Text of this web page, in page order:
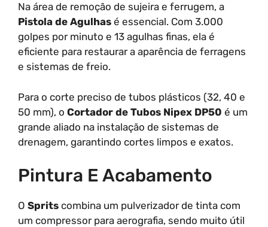
Na área de remoção de sujeira e ferrugem, a
Pistola de Agulhas é essencial. Com 3.000
golpes por minuto e 13 agulhas finas, ela é
eficiente para restaurar a aparência de ferragens
e sistemas de freio.
Para o corte preciso de tubos plásticos (32, 40 e
50 mm), o Cortador de Tubos Nipex DP50 é um
grande aliado na instalação de sistemas de
drenagem, garantindo cortes limpos e exatos.
Pintura E Acabamento
O Sprits combina um pulverizador de tinta com
um compressor para aerografia, sendo muito útil